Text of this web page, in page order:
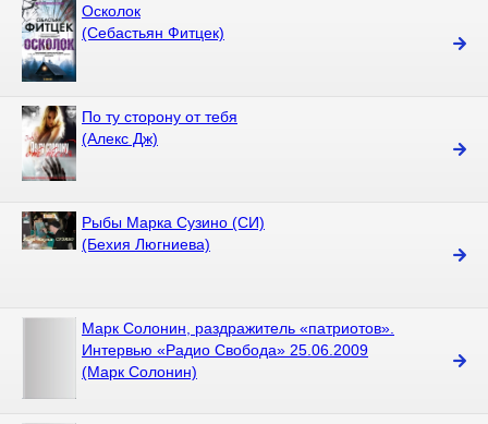
Осколок
(Себастьян Фитцек)
По ту сторону от тебя
(Алекс Дж)
Рыбы Марка Сузино (СИ)
(Бехия Люгниева)
Марк Солонин, раздражитель «патриотов».
Интервью «Радио Свобода» 25.06.2009
(Марк Солонин)